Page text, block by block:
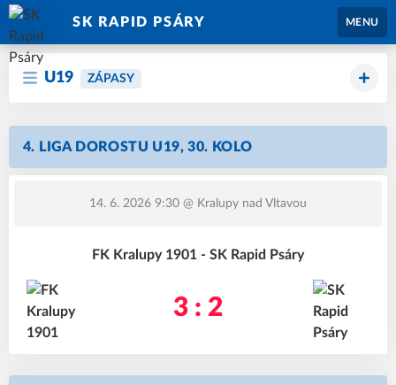
SK RAPID PSÁRY MENU
U19 ZÁPASY
4. LIGA DOROSTU U19, 30. KOLO
14. 6. 2026 9:30 @ Kralupy nad Vltavou
FK Kralupy 1901 - SK Rapid Psáry
3 : 2